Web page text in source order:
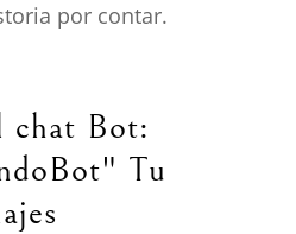
por contar.
chat Bot:
Tu